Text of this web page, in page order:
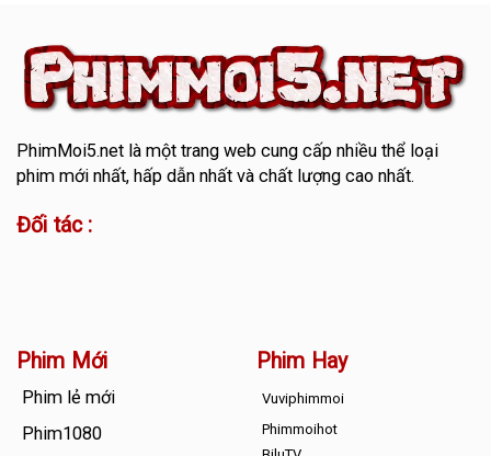
PhimMoi5.netlà một trang web cung cấp nhiều thể loại
phim mới nhất, hấp dẫn nhất và chất lượng cao nhất.
Đối tác :
Phim Mới
Phim lẻ mới
Phim1080
Phim Hay
Vuviphimmoi
Phimmoihot